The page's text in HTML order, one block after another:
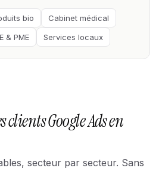
bio
Cabinet médical
& PME Services locaux
clients Google Ads en
secteur par secteur. Sans